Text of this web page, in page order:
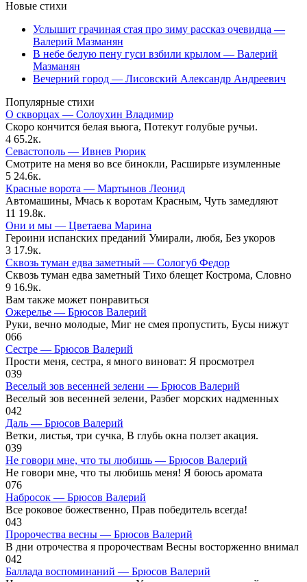
Новые стихи
Услышит грачиная стая про зиму рассказ очевидца —
Валерий Мазманян
В небе белую пену гуси взбили крылом — Валерий
Мазманян
Вечерний город — Лисовский Александр Андреевич
Популярные стихи
О скворцах — Солоухин Владимир
Скоро кончится белая вьюга, Потекут голубые ручьи.
4 65.2к.
Севастополь — Ивнев Рюрик
Смотрите на меня во все бинокли, Расширьте изумленные
5 24.6к.
Красные ворота — Мартынов Леонид
Автомашины, Мчась к воротам Красным, Чуть замедляют
11 19.8к.
Они и мы — Цветаева Марина
Героини испанских преданий Умирали, любя, Без укоров
3 17.9к.
Сквозь туман едва заметный — Сологуб Федор
Сквозь туман едва заметный Тихо блещет Кострома, Словно
9 16.9к.
Вам также может понравиться
Ожерелье — Брюсов Валерий
Руки, вечно молодые, Миг не смея пропустить, Бусы нижут
066
Сестре — Брюсов Валерий
Прости меня, сестра, я много виноват: Я просмотрел
039
Веселый зов весенней зелени — Брюсов Валерий
Веселый зов весенней зелени, Разбег морских надменных
042
Даль — Брюсов Валерий
Ветки, листья, три сучка, В глубь окна ползет акация.
039
Не говори мне, что ты любишь — Брюсов Валерий
Не говори мне, что ты любишь меня! Я боюсь аромата
076
Набросок — Брюсов Валерий
Все роковое божественно, Прав победитель всегда!
043
Пророчества весны — Брюсов Валерий
В дни отрочества я пророчествам Весны восторженно внимал
042
Баллада воспоминаний — Брюсов Валерий